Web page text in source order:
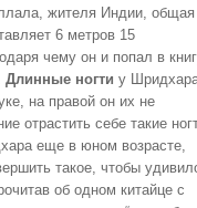
жителя Индии, общая
6 метров 15
чему он и попал в
Длинные ногти у
на правой он их не
отрастить себе такие
еще в юном возрасте,
такое, чтобы
об одном китайце с